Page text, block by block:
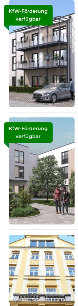
KfW-Förderung
verfügbar
KfW-Förderung
verfügbar